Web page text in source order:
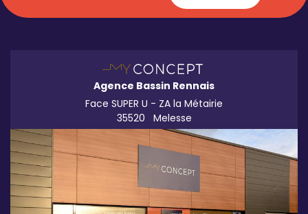
Agence Bassin Rennais
Face SUPER U - ZA la Métairie
35520
Melesse